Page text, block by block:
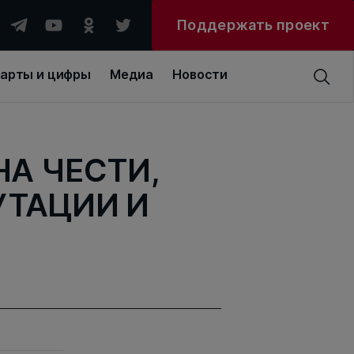
Поддержать проект
и цифры Медиа Новости
ЧЕСТИ,
И